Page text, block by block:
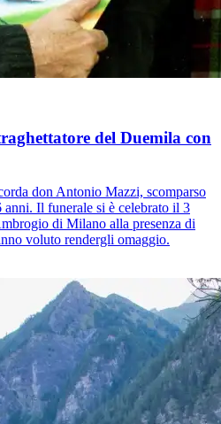
del Duemila con
don Antonio Mazzi, scomparso
Il funerale si è celebrato il 3
di Milano alla presenza di
voluto rendergli omaggio.